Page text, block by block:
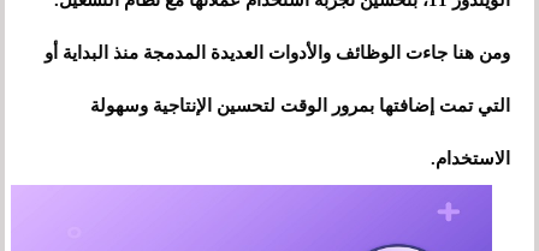
ومن هنا جاءت الوظائف والأدوات العديدة المدمجة منذ البداية أو
التي تمت إضافتها بمرور الوقت لتحسين الإنتاجية وسهولة
الاستخدام.